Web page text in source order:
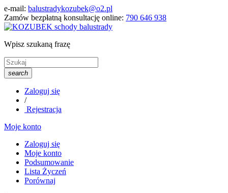
e-mail: balustradykozubek@o2.pl
Zamów bezpłatną konsultację online: 790 646 938
Wpisz szukaną frazę
search
Zaloguj się
/
Rejestracja
Moje konto
Zaloguj się
Moje konto
Podsumowanie
Lista Życzeń
Porównaj